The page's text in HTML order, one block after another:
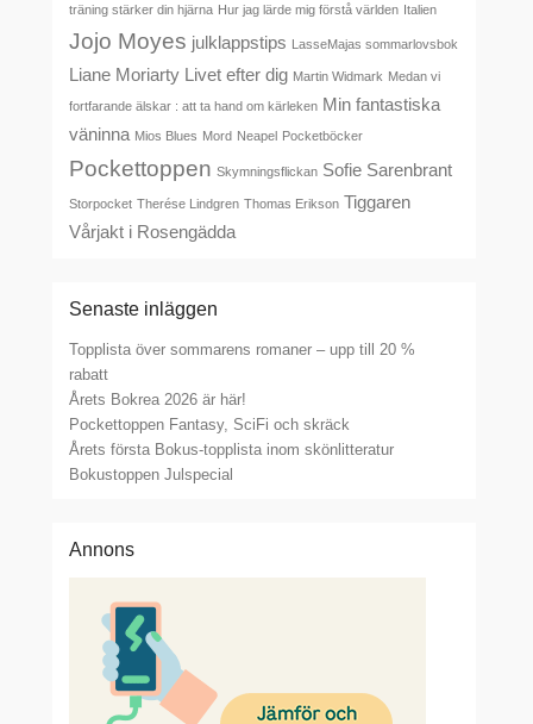
träning stärker din hjärna Hur jag lärde mig förstå världen Italien
Jojo Moyes julklappstips LasseMajas sommarlovsbok
Liane Moriarty Livet efter dig Martin Widmark Medan vi
fortfarande älskar : att ta hand om kärleken Min fantastiska
väninna Mios Blues Mord Neapel Pocketböcker
Pockettoppen Skymningsflickan Sofie Sarenbrant
Storpocket Therése Lindgren Thomas Erikson Tiggaren
Vårjakt i Rosengädda
Senaste inläggen
Topplista över sommarens romaner – upp till 20 %
rabatt
Årets Bokrea 2026 är här!
Pockettoppen Fantasy, SciFi och skräck
Årets första Bokus-topplista inom skönlitteratur
Bokustoppen Julspecial
Annons